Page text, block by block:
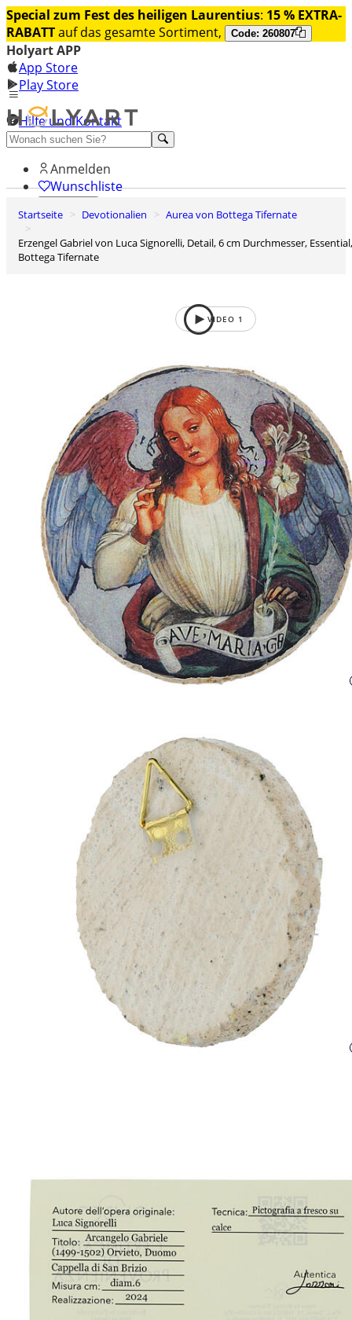
Special zum Fest des heiligen Laurentius: 15 % EXTRA-
RABATTauf das gesamte Sortiment, Code: 260807
Holyart APP
App Store
Play Store
Hilfe und Kontakt
Entdecken Sie Premium
Anmelden
Wunschliste
0
Startseite Devotionalien
Aurea von Bottega Tifernate
Erzengel Gabriel von Luca Signorelli, Detail, 6 cm Durchmesser, Essential,
Bottega Tifernate
VIDEO 1